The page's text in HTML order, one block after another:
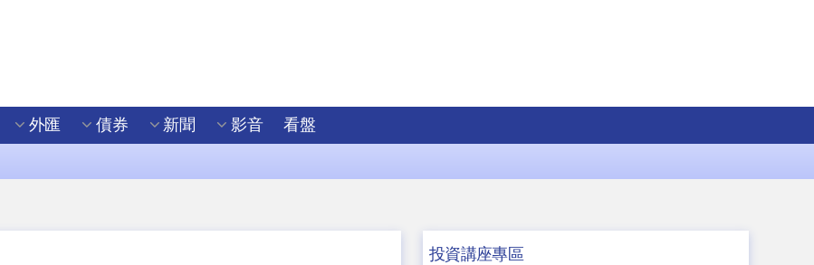
外匯 債券 新聞 影音 看盤
投資講座專區